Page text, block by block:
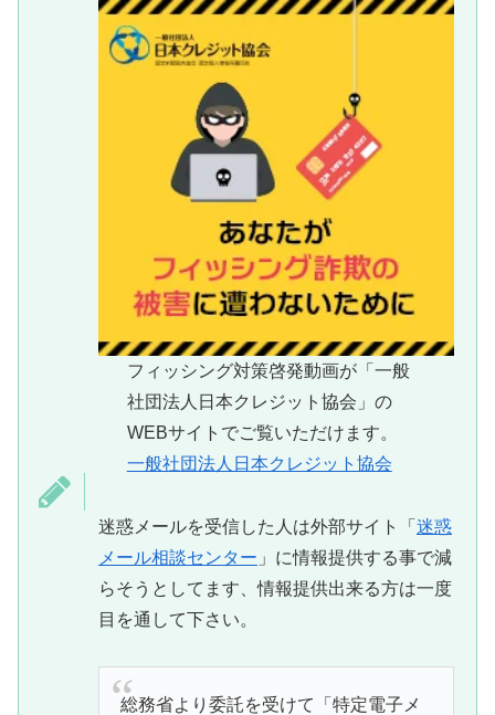
フィッシング対策啓発動画が「一般
社団法人日本クレジット協会」の
WEBサイトでご覧いただけます。
一般社団法人日本クレジット協会
迷惑メールを受信した人は外部サイト「 迷惑
メール相談センター 」に情報提供する事で減
らそうとしてます、情報提供出来る方は一度
目を通して下さい。
総務省より委託を受けて「特定電子メ